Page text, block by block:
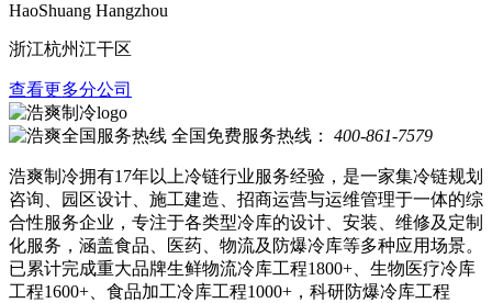
HaoShuang Hangzhou
浙江杭州江干区
查看更多分公司
全国免费服务热线： 400-861-7579
浩爽制冷拥有17年以上冷链行业服务经验，是一家集冷链规划
咨询、园区设计、施工建造、招商运营与运维管理于一体的综
合性服务企业，专注于各类型冷库的设计、安装、维修及定制
化服务，涵盖食品、医药、物流及防爆冷库等多种应用场景。
已累计完成重大品牌生鲜物流冷库工程1800+、生物医疗冷库
工程1600+、食品加工冷库工程1000+，科研防爆冷库工程